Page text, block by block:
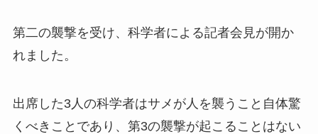
第二の襲撃を受け、科学者による記者会見が開か
れました。
出席した3人の科学者はサメが人を襲うこと自体驚
くべきことであり、第3の襲撃が起こることはない